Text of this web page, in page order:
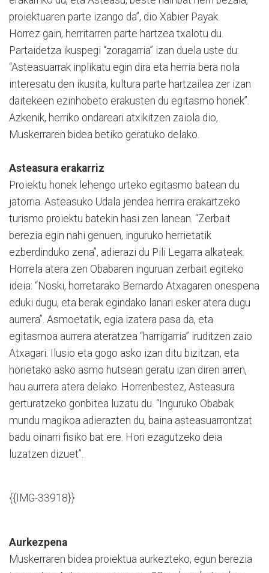
proiektuaren parte izango da”, dio Xabier Payak.
Horrez gain, herritarren parte hartzea txalotu du.
Partaidetza ikuspegi “zoragarria” izan duela uste du:
“Asteasuarrak inplikatu egin dira eta herria bera nola
interesatu den ikusita, kultura parte hartzailea zer izan
daitekeen ezinhobeto erakusten du egitasmo honek”.
Azkenik, herriko ondareari atxikitzen zaiola dio,
Muskerraren bidea betiko geratuko delako.
Asteasura erakarriz
Proiektu honek lehengo urteko egitasmo batean du
jatorria. Asteasuko Udala jendea herrira erakartzeko
turismo proiektu batekin hasi zen lanean. “Zerbait
berezia egin nahi genuen, inguruko herrietatik
ezberdinduko zena”, adierazi du Pili Legarra alkateak.
Horrela atera zen Obabaren inguruan zerbait egiteko
ideia: “Noski, horretarako Bernardo Atxagaren onespena
eduki dugu, eta berak egindako lanari esker atera dugu
aurrera”. Asmoetatik, egia izatera pasa da, eta
egitasmoa aurrera ateratzea “harrigarria” iruditzen zaio
Atxagari. Ilusio eta gogo asko izan ditu bizitzan, eta
horietako asko asmo hutsean geratu izan diren arren,
hau aurrera atera delako. Horrenbestez, Asteasura
gerturatzeko gonbitea luzatu du. “Inguruko Obabak
mundu magikoa adierazten du, baina asteasuarrontzat
badu oinarri fisiko bat ere. Hori ezagutzeko deia
luzatzen dizuet”.
{{IMG-33918}}
Aurkezpena
Muskerraren bidea proiektua aurkezteko, egun berezia